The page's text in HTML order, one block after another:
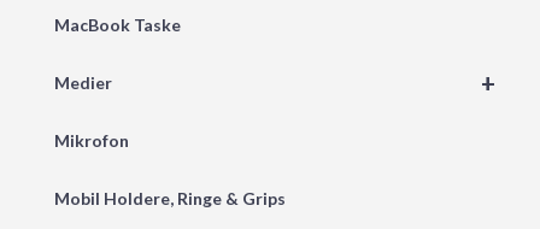
MacBook Taske
+
Medier
Mikrofon
Mobil Holdere, Ringe & Grips